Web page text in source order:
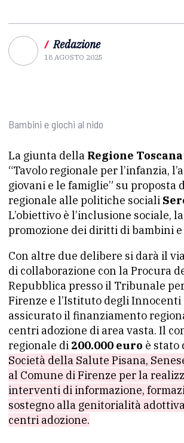
/ Redazione
18 AGOSTO 2025
Bambini e giochi al nido
La giunta della Regione Toscana
“Tavolo regionale per l’infanzia,
giovani e le famiglie” su proposta
regionale alle politiche sociali
L’obiettivo è l’inclusione sociale,
promozione dei diritti di bambini
Con altre due delibere si darà il
di collaborazione con la Procura
Repubblica presso il Tribunale
Firenze e l’Istituto degli Innocenti
assicurato il finanziamento
centri adozione di area vasta. Il
regionale di 200.000 euro è stato
Società della Salute Pisana,
al Comune di Firenze per la
interventi di informazione,
sostegno alla genitorialità
centri adozione.